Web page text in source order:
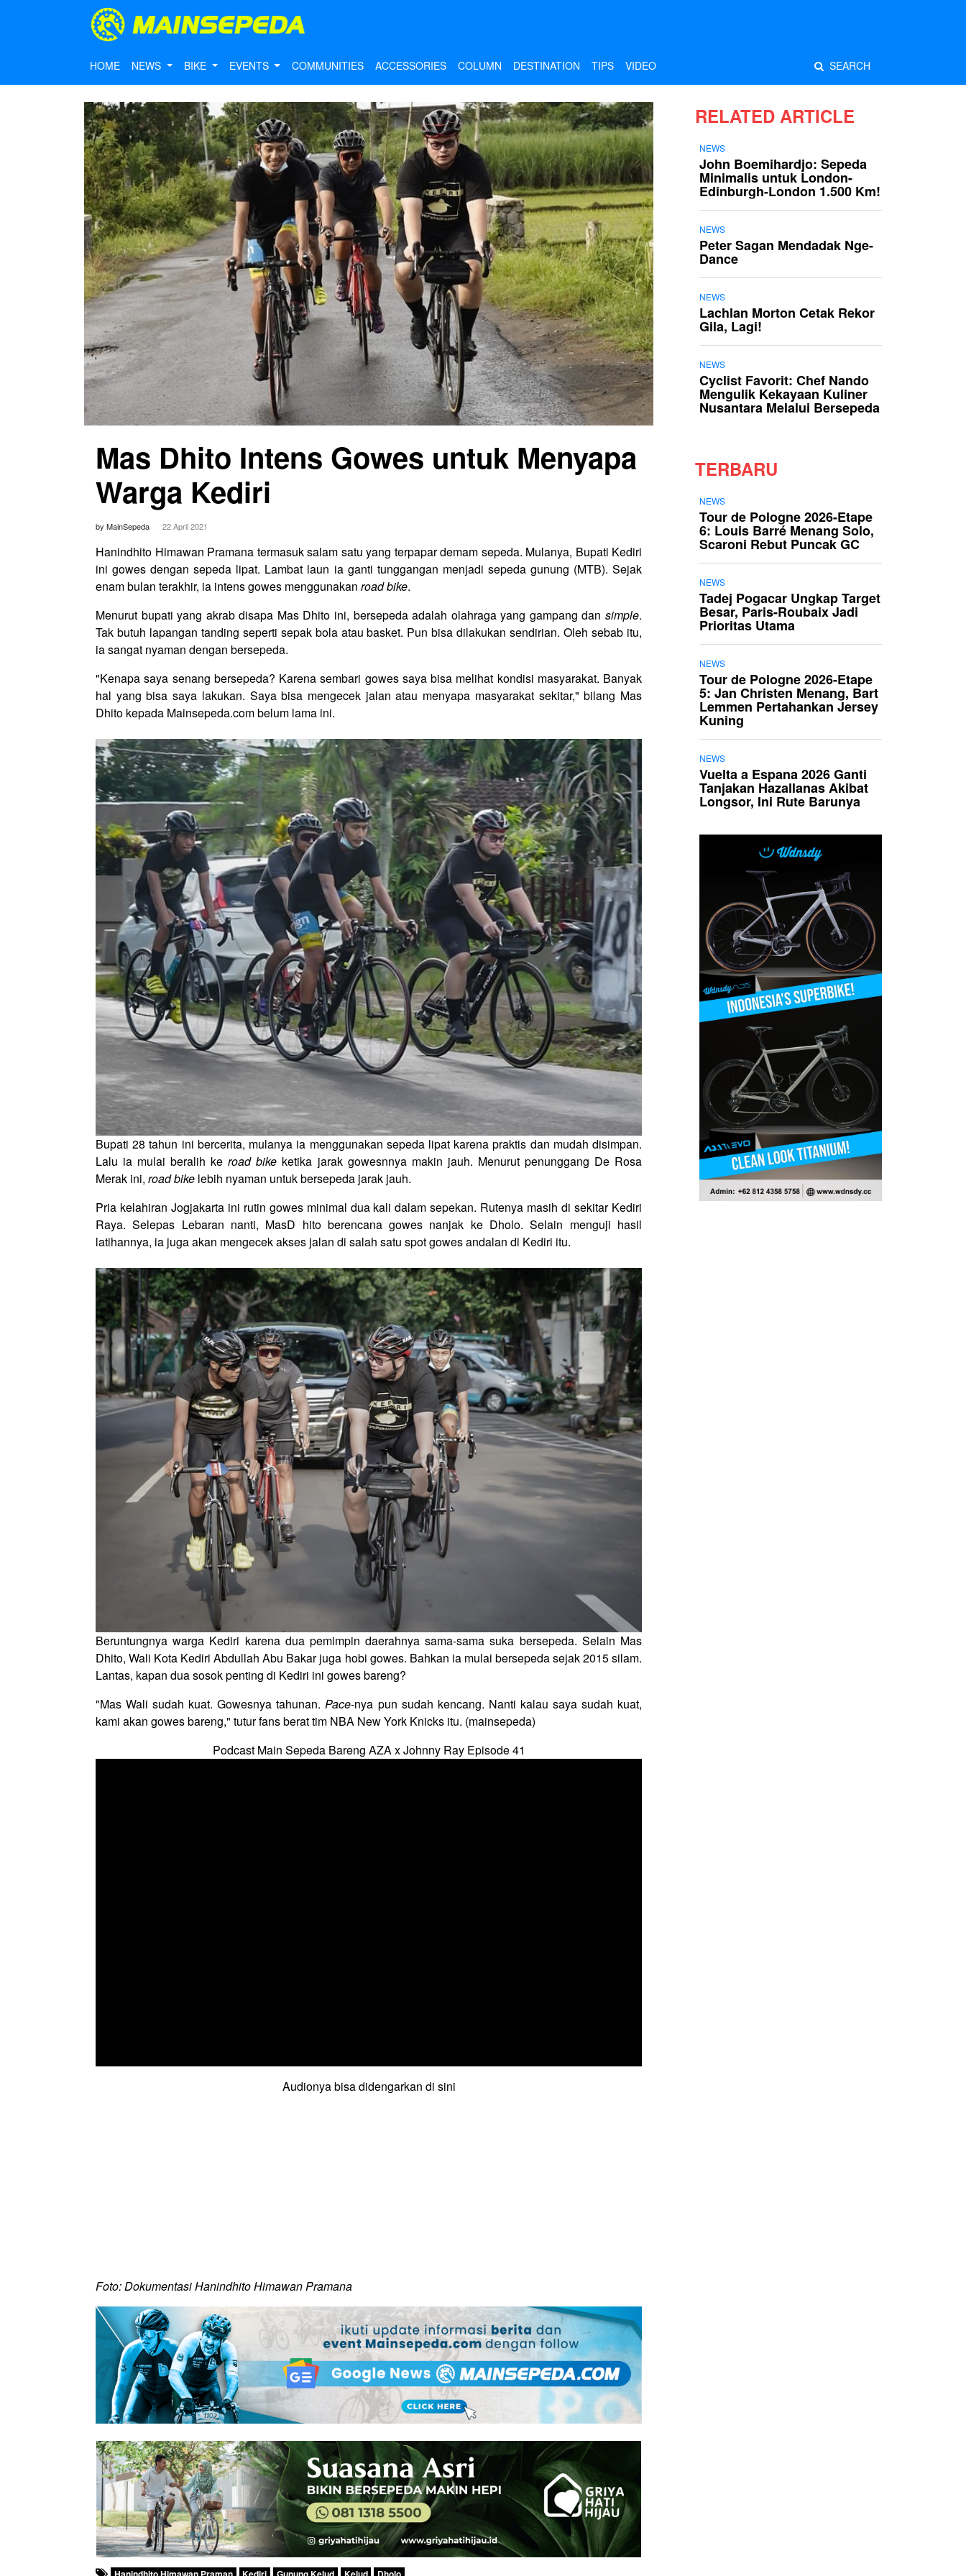
HOME NEWS BIKE EVENTS COMMUNITIES ACCESSORIES COLUMN DESTINATION TIPS VIDEO SEARCH
Mas Dhito Intens Gowes untuk Menyapa
Warga Kediri
by MainSepeda 22 April 2021
Hanindhito Himawan Pramana termasuk salam satu yang terpapar demam sepeda. Mulanya, Bupati Kediri
ini gowes dengan sepeda lipat. Lambat laun ia ganti tunggangan menjadi sepeda gunung (MTB). Sejak
enam bulan terakhir, ia intens gowes menggunakan road bike.
Menurut bupati yang akrab disapa Mas Dhito ini, bersepeda adalah olahraga yang gampang dan simple.
Tak butuh lapangan tanding seperti sepak bola atau basket. Pun bisa dilakukan sendirian. Oleh sebab itu,
ia sangat nyaman dengan bersepeda.
"Kenapa saya senang bersepeda? Karena sembari gowes saya bisa melihat kondisi masyarakat. Banyak
hal yang bisa saya lakukan. Saya bisa mengecek jalan atau menyapa masyarakat sekitar," bilang Mas
Dhito kepada Mainsepeda.com belum lama ini.
Bupati 28 tahun ini bercerita, mulanya ia menggunakan sepeda lipat karena praktis dan mudah disimpan.
Lalu ia mulai beralih keroad bike ketika jarak gowesnnya makin jauh. Menurut penunggang De Rosa
Merak ini, road bike lebih nyaman untuk bersepeda jarak jauh.
Pria kelahiran Jogjakarta ini rutin gowes minimal dua kali dalam sepekan. Rutenya masih di sekitar Kediri
Raya. Selepas Lebaran nanti, MasD hito berencana gowes nanjak ke Dholo. Selain menguji hasil
latihannya, ia juga akan mengecek akses jalan di salah satu spot gowes andalan di Kediri itu.
Beruntungnya warga Kediri karena dua pemimpin daerahnya sama-sama suka bersepeda. Selain Mas
Dhito, Wali Kota Kediri Abdullah Abu Bakar juga hobi gowes. Bahkan ia mulai bersepeda sejak 2015 silam.
Lantas, kapan dua sosok penting di Kediri ini gowes bareng?
"Mas Wali sudah kuat. Gowesnya tahunan.Pace-nya pun sudah kencang. Nanti kalau saya sudah kuat,
kami akan gowes bareng," tutur fans berat tim NBA New York Knicks itu. (mainsepeda)
Podcast Main Sepeda Bareng AZA x Johnny Ray Episode 41
Audionya bisa didengarkan di sini
Foto: Dokumentasi Hanindhito Himawan Pramana
RELATED ARTICLE
NEWS
John Boemihardjo: Sepeda
Minimalis untuk London-
Edinburgh-London 1.500 Km!
NEWS
Peter Sagan Mendadak Nge-
Dance
NEWS
Lachlan Morton Cetak Rekor
Gila, Lagi!
NEWS
Cyclist Favorit: Chef Nando
Mengulik Kekayaan Kuliner
Nusantara Melalui Bersepeda
TERBARU
NEWS
Tour de Pologne 2026-Etape
6: Louis Barré Menang Solo,
Scaroni Rebut Puncak GC
NEWS
Tadej Pogacar Ungkap Target
Besar, Paris-Roubaix Jadi
Prioritas Utama
NEWS
Tour de Pologne 2026-Etape
5: Jan Christen Menang, Bart
Lemmen Pertahankan Jersey
Kuning
NEWS
Vuelta a Espana 2026 Ganti
Tanjakan Hazallanas Akibat
Longsor, Ini Rute Barunya